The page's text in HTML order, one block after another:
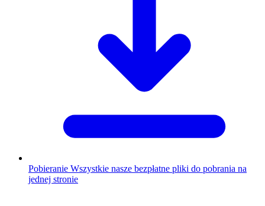
Pobieranie Wszystkie nasze bezpłatne pliki do pobrania na
jednej stronie